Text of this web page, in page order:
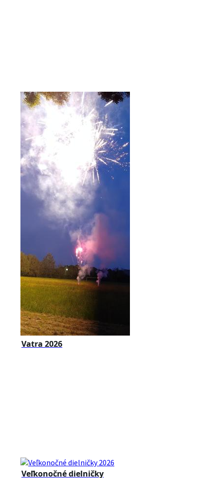
Vatra 2026
Veľkonočné dielničky